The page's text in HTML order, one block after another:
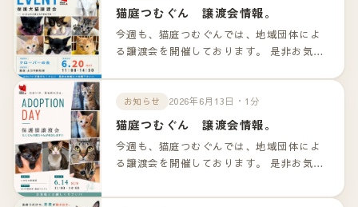
猫庭つむぐん 譲渡会情報。
今週も、猫庭つむぐんでは、地域団体によ
る譲渡会を開催しております。 是非お気軽
ンクよりご確認下さいませ。
お知らせ 2026年6月13日・1分
猫庭つむぐん 譲渡会情報。
今週も、猫庭つむぐんでは、地域団体によ
る譲渡会を開催しております。 是非お気軽
ンクよりご確認下さいませ。